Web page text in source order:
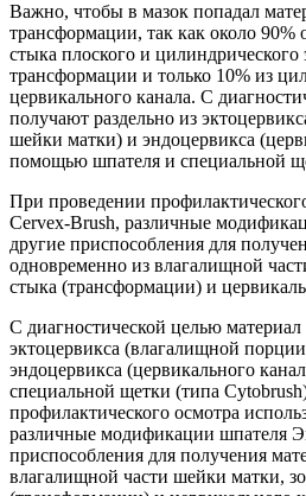
Важно, чтобы в мазок попадал
трансформации, так как около 90%
стыка плоского и
трансформации и только 10% из
цервикального канала. С
получают раздельно из
шейки матки) и эндоцервикса
помощью шпателя и специальной
При проведении
Cervex-Brush, различные
другие приспособления для
одновременно из влагалищной
стыка (трансформации) и
С диагностической целью
эктоцервикса (влагалищной
эндоцервикса (цервикального
специальной щетки (типа
профилактического осмотра
различные модификации шпателя
приспособления для получения
влагалищной части шейки матки,